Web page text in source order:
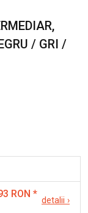
/ GRI /
RON *
detalii ›